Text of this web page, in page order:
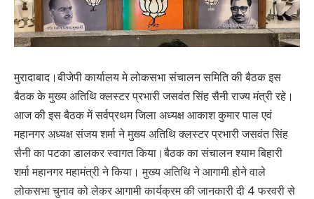
मुरादाबाद।बीजेपी कार्यालय मे लोकसभा संचालन समिति की बैठक इस
बैठक के मुख्य अतिथि क्लस्टर प्रभारी जसवंत सिंह सैनी राज्य मंत्री रहे।
आज की इस बैठक में सर्वप्रथम जिला अध्यक्ष आकाश कुमार पाल एवं
महानगर अध्यक्ष संजय शर्मा ने मुख्य अतिथि क्लस्टर प्रभारी जसवंत सिंह
सैनी का पटका डालकर स्वागत किया।बैठक का संचालन श्याम बिहारी
शर्मा महानगर महामंत्री ने किया। मुख्य अतिथि ने आगामी होने वाले
लोकसभा चुनाव को लेकर आगामी कार्यक्रम की जानकारी दी 4 फरवरी से